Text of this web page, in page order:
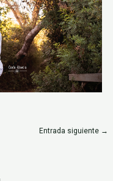
Entrada siguiente →